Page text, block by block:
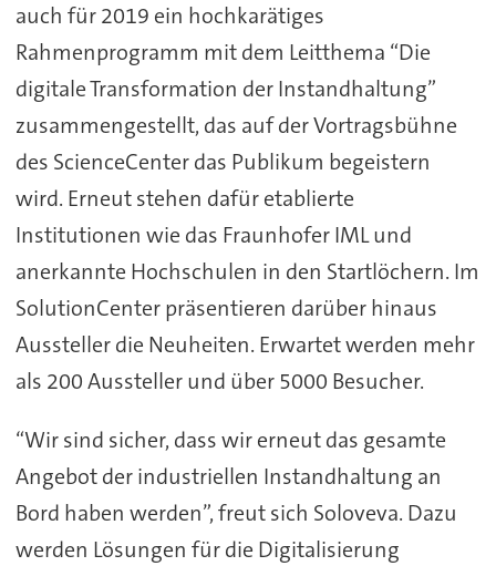
auch für 2019 ein hochkarätiges
Rahmenprogramm mit dem Leitthema “Die
digitale Transformation der Instandhaltung”
zusammengestellt, das auf der Vortragsbühne
des ScienceCenter das Publikum begeistern
wird. Erneut stehen dafür etablierte
Institutionen wie das Fraunhofer IML und
anerkannte Hochschulen in den Startlöchern. Im
SolutionCenter präsentieren darüber hinaus
Aussteller die Neuheiten. Erwartet werden mehr
als 200 Aussteller und über 5000 Besucher.
“Wir sind sicher, dass wir erneut das gesamte
Angebot der industriellen Instandhaltung an
Bord haben werden”, freut sich Soloveva. Dazu
werden Lösungen für die Digitalisierung